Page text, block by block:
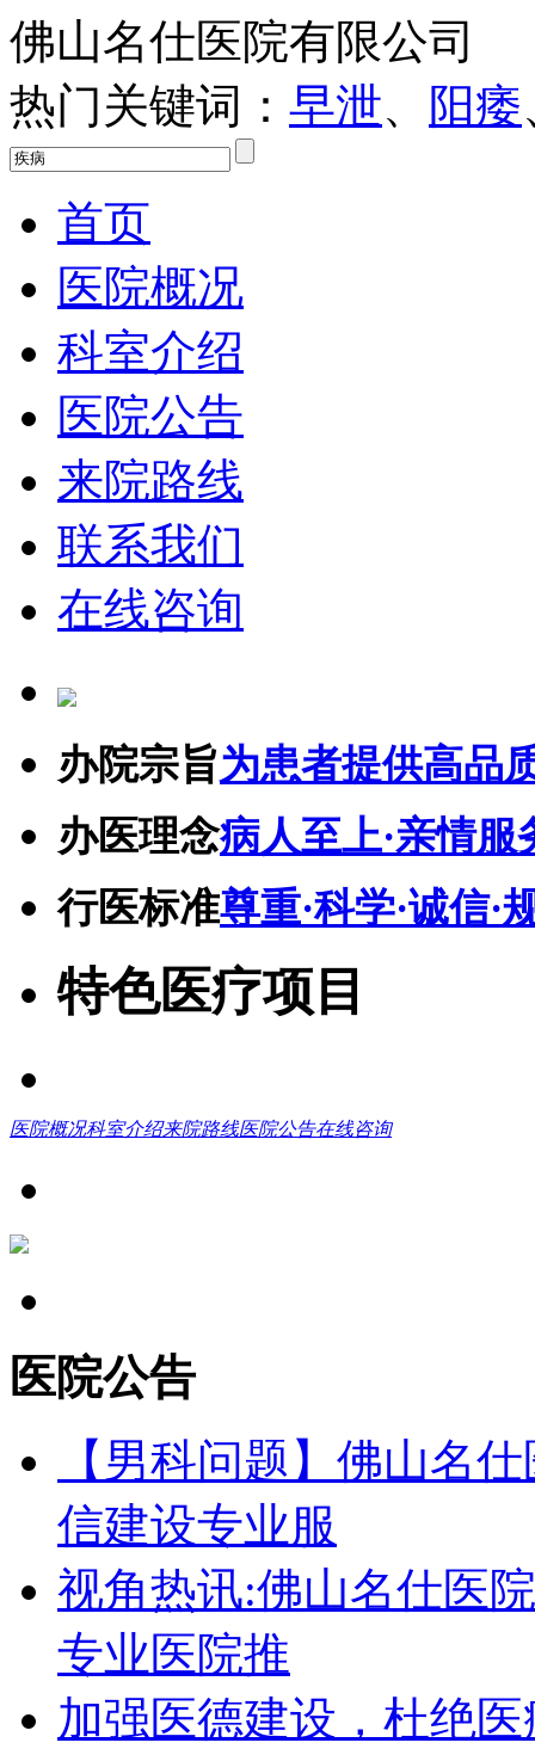
佛山名仕医院有限公司
热门关键词： 早泄、 阳痿
首页
医院概况
科室介绍
医院公告
来院路线
联系我们
在线咨询
办院宗旨为患者提供高品
办医理念病人至上·亲情服
行医标准尊重·科学·诚信·
特色医疗项目
医院概况科室介绍来院路线医院公告在线咨询
医院公告
【男科问题】佛山名
信建设专业服
视角热讯:佛山名仕医
专业医院推
加强医德建设，杜绝